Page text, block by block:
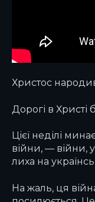
Христос
Дорогі в Христі
Цієї неділі
війни, — війни,
лиха на
На жаль, ця